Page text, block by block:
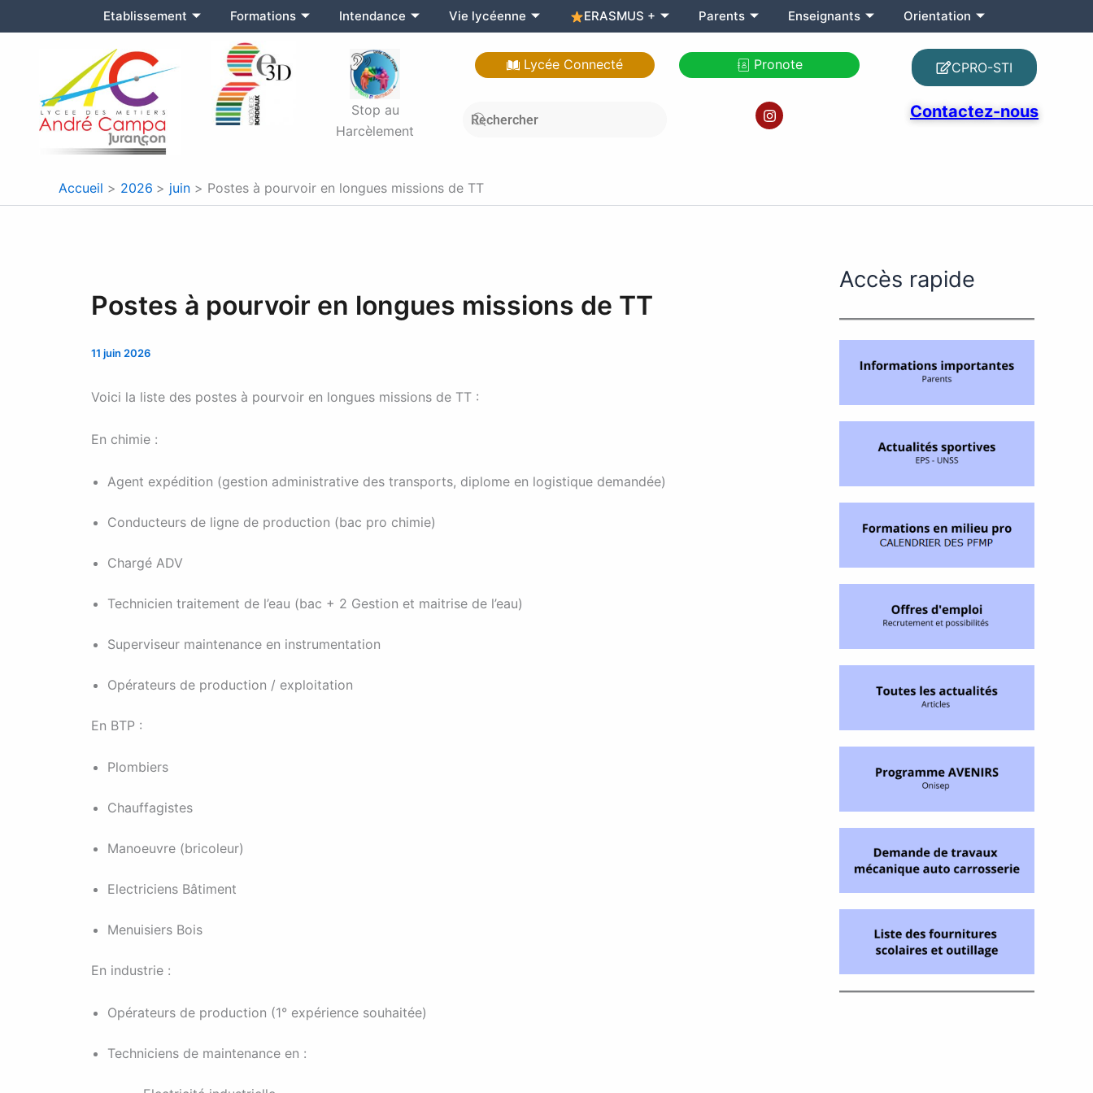
au
Etablissement Formations Intendance Vie lycéenne ERASMUS + Parents Enseignants Orientation
Stop au
Harcèlement
Lycée Connecté Pronote CPRO-STI
I
n
a
Contactez-nous
Accueil 2026 juin Postes à pourvoir en longues missions de TT
Postes à pourvoir en longues missions de TT
11 juin 2026
Voici la liste des postes à pourvoir en longues missions de TT :
En chimie :
Agent expédition (gestion administrative des transports, diplome en logistique demandée)
Conducteurs de ligne de production (bac pro chimie)
Chargé ADV
Technicien traitement de l’eau (bac + 2 Gestion et maitrise de l’eau)
Superviseur maintenance en instrumentation
Opérateurs de production / exploitation
En BTP :
Plombiers
Chauffagistes
Manoeuvre (bricoleur)
Electriciens Bâtiment
Menuisiers Bois
En industrie :
Opérateurs de production (1° expérience souhaitée)
Techniciens de maintenance en :
Accès rapide